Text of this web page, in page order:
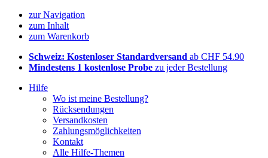
zur Navigation
zum Inhalt
zum Warenkorb
Schweiz: Kostenloser Standardversand ab CHF 54.90
Mindestens 1 kostenlose Probe zu jeder Bestellung
Hilfe
Wo ist meine Bestellung?
Rücksendungen
Versandkosten
Zahlungsmöglichkeiten
Kontakt
Alle Hilfe-Themen